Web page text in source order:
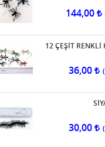
144,00
12 ÇEŞİT RENKLİ
36,00
30,00